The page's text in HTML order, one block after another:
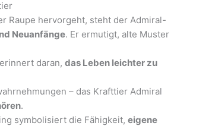
Raupe hervorgeht, steht der Admiral-
Neuanfänge. Er ermutigt, alte Muster
daran,das Leben leichter zu
– das Krafttier Admiral
.
symbolisiert die Fähigkeit,eigene